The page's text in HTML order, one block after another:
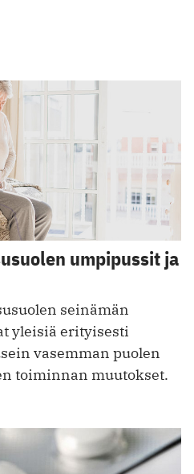
umpipussit ja
seinämän
yleisiä erityisesti
vasemman puolen
toiminnan muutokset.